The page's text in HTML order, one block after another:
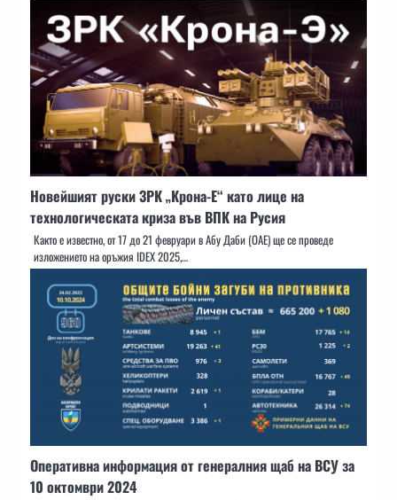
Новейшият руски ЗРК „Крона-Е“ като лице на
технологическата криза във ВПК на Русия
Както е известно, от 17 до 21 февруари в Абу Даби (ОАЕ) ще се проведе
изложението на оръжия IDEX 2025,…
Оперативна информация от генералния щаб на ВСУ за
10 октомври 2024